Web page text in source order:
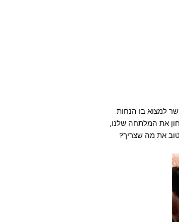
למצוא בו הנחות
את המלתחה שלנו,
את מה שצריך?